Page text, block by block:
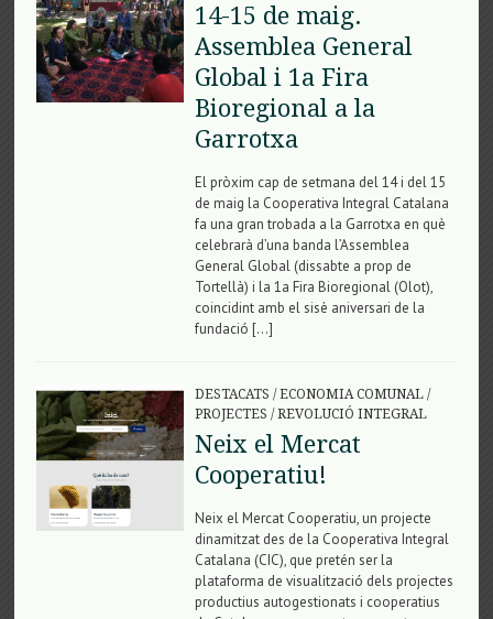
14-15 de maig.
Assemblea General
Global i 1a Fira
Bioregional a la
Garrotxa
El pròxim cap de setmana del 14 i del 15
de maig la Cooperativa Integral Catalana
fa una gran trobada a la Garrotxa en què
celebrarà d’una banda l’Assemblea
General Global (dissabte a prop de
Tortellà) i la 1a Fira Bioregional (Olot),
coincidint amb el sisè aniversari de la
fundació […]
DESTACATS /ECONOMIA COMUNAL/
PROJECTES /REVOLUCIÓ INTEGRAL
Neix el Mercat
Cooperatiu!
Neix el Mercat Cooperatiu, un projecte
dinamitzat des de la Cooperativa Integral
Catalana (CIC), que pretén ser la
plataforma de visualització dels projectes
productius autogestionats i cooperatius